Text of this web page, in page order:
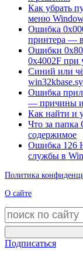
Как убрать
меню
Ошибка
принтера —
Ошибки
0x4002F при
Синий или
Ошибка
— причины
Как найти и
Что за папка
содержимое
Ошибка 126
службы в
Политика
О сайте
Подписаться